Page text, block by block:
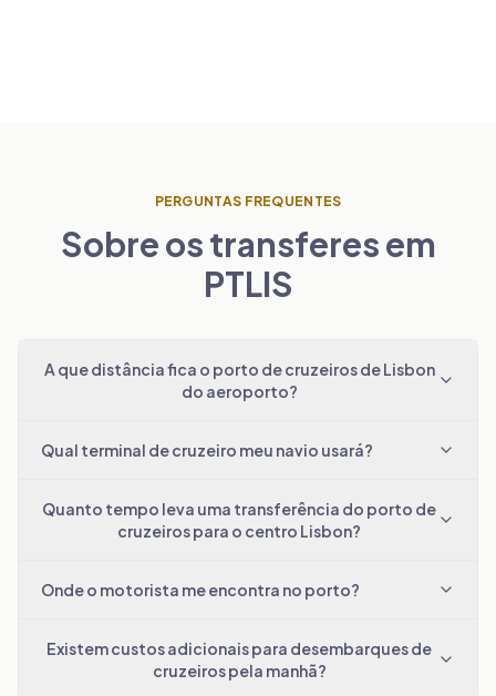
PERGUNTAS FREQUENTES
Sobre os transferes em
PTLIS
A que distância fica o porto de cruzeiros de Lisbon
do aeroporto?
Qual terminal de cruzeiro meu navio usará?
Quanto tempo leva uma transferência do porto de
cruzeiros para o centro Lisbon?
Onde o motorista me encontra no porto?
Existem custos adicionais para desembarques de
cruzeiros pela manhã?